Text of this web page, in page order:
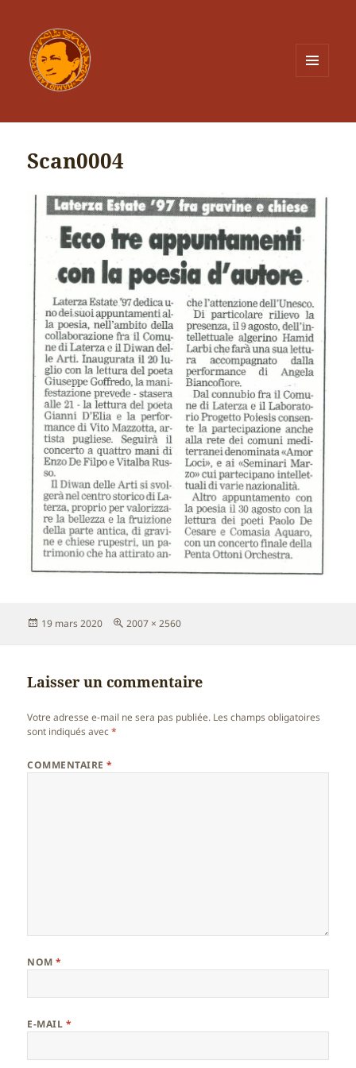
Scan0004
Publié
19 mars 2020
Taille
2007 × 2560
Laisser un commentaire
Votre adresse e-mail ne sera pas publiée. Les champs obligatoires
sont indiqués avec*
COMMENTAIRE*
NOM*
E-MAIL *